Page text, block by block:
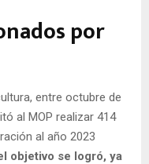
por
entre octubre de
al MOP realizar 414
al año 2023
objetivo se logró, ya